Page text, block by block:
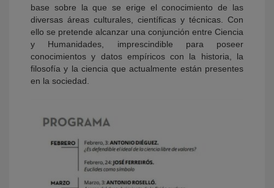
base sobre la que se erige el conocimiento de las
diversas áreas culturales, científicas y técnicas. Con
ello se pretende alcanzar una conjunción entre Ciencia
y Humanidades, imprescindible para poseer
conocimientos y datos empíricos con la historia, la
filosofía y la ciencia que actualmente están presentes
en la sociedad.